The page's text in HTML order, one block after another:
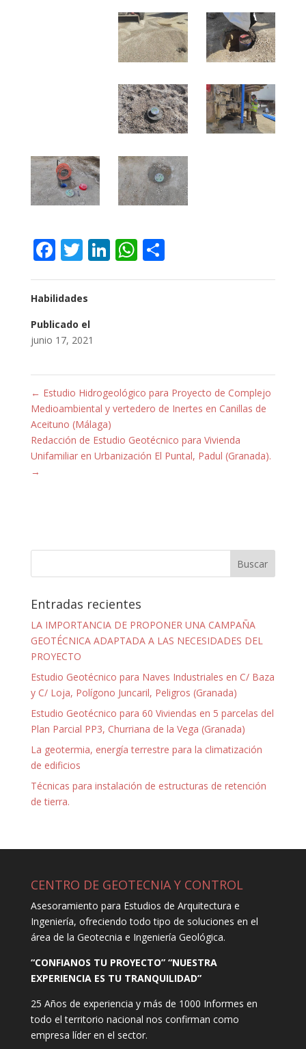
Facebook
Twitter
LinkedIn
WhatsApp
Compartir
Habilidades
Publicado el
junio 17, 2021
← Estudio Hidrogeológico para Proyecto de Complejo
Medioambiental y vertedero de Inertes en Canillas de
Aceituno (Málaga)
Redacción de Estudio Geotécnico para Vivienda
Unifamiliar en Urbanización El Puntal, Padul (Granada).
→
Entradas recientes
LA IMPORTANCIA DE PROPONER UNA CAMPAÑA
GEOTÉCNICA ADAPTADA A LAS NECESIDADES DEL
PROYECTO
Estudio Geotécnico para Naves Industriales en C/ Baza
y C/ Loja, Polígono Juncaril, Peligros (Granada)
Estudio Geotécnico para 60 Viviendas en 5 parcelas del
Plan Parcial PP3, Churriana de la Vega (Granada)
La geotermia, energía terrestre para la climatización
de edificios
Técnicas para instalación de estructuras de retención
de tierra.
CENTRO DE GEOTECNIA Y CONTROL
Asesoramiento para Estudios de Arquitectura e
Ingeniería, ofreciendo todo tipo de soluciones en el
área de la Geotecnia e Ingeniería Geológica.
“CONFIANOS TU PROYECTO” “NUESTRA
EXPERIENCIA ES TU TRANQUILIDAD”
25 Años de experiencia y más de 1000 Informes en
todo el territorio nacional nos confirman como
empresa líder en el sector.